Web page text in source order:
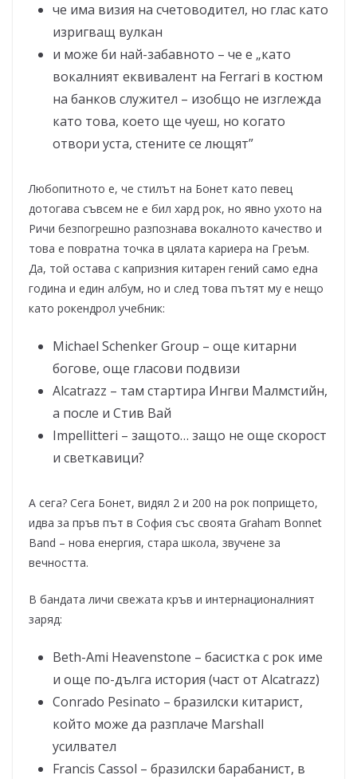
че има визия на счетоводител, но глас като
изригващ вулкан
и може би най-забавното – че е „като
вокалният еквивалент на Ferrari в костюм
на банков служител – изобщо не изглежда
като това, което ще чуеш, но когато
отвори уста, стените се лющят”
Любопитното е, че стилът на Бонет като певец
дотогава съвсем не е бил хард рок, но явно ухото на
Ричи безпогрешно разпознава вокалното качество и
това е повратна точка в цялата кариера на Греъм.
Да, той остава с капризния китарен гений само една
година и един албум, но и след това пътят му е нещо
като рокендрол учебник:
Michael Schenker Group – още китарни
богове, още гласови подвизи
Alcatrazz – там стартира Ингви Малмстийн,
а после и Стив Вай
Impellitteri – защото… защо не още скорост
и светкавици?
А сега? Сега Бонет, видял 2 и 200 на рок попрището,
идва за пръв път в София със своята Graham Bonnet
Band – нова енергия, стара школа, звучене за
вечността.
В бандата личи свежата кръв и интернационалният
заряд:
Beth-Ami Heavenstone – басистка с рок име
и още по-дълга история (част от Alcatrazz)
Conrado Pesinato – бразилски китарист,
който може да разплаче Marshall
усилвател
Francis Cassol – бразилски барабанист, в